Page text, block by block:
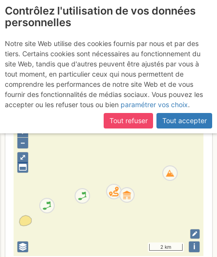
certaines pages ne sont plus accessibles, manquantes ou
incomplètes, déconnectez-vous puis reconnectez-vous à votre
compte sur le site.
Pointe de la Galise :
Versant W (voie normale
française)
Alpes Grées - Charbonnel
⤢
+
–
2 km i
Contrôlez l'utilisation de vos données
personnelles
Notre site Web utilise des cookies fournis par nous et par des
tiers. Certains cookies sont nécessaires au fonctionnement du
site Web, tandis que d'autres peuvent être ajustés par vous à
tout moment, en particulier ceux qui nous permettent de
comprendre les performances de notre site Web et de vous
fournir des fonctionnalités de médias sociaux. Vous pouvez les
accepter ou les refuser tous ou bien paramétrer vos choix.
Tout refuser
Tout accepter